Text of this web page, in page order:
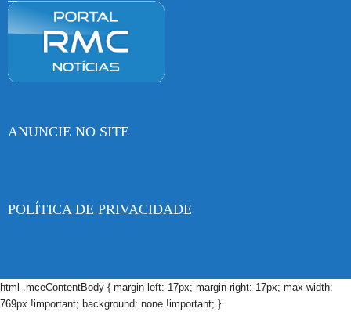
ANUNCIE NO SITE
POLÍTICA DE PRIVACIDADE
html .mceContentBody { margin-left: 17px; margin-right: 17px; max-width:
769px !important; background: none !important; }